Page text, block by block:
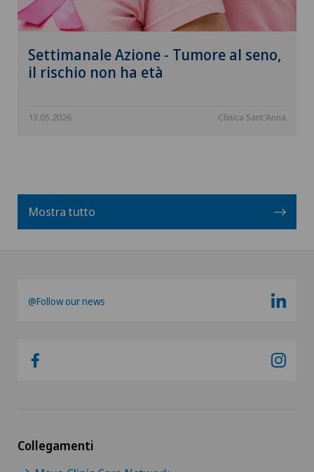
Settimanale Azione - Tumore al seno,
il rischio non ha età
13.05.2026 Clinica Sant'Anna
Mostra tutto
@Follow our news
Collegamenti